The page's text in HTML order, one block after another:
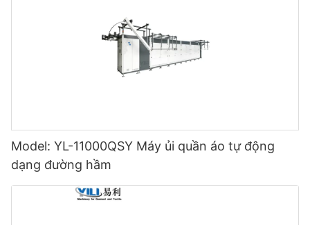
Model: YL-11000QSY Máy ủi quần áo tự động
dạng đường hầm